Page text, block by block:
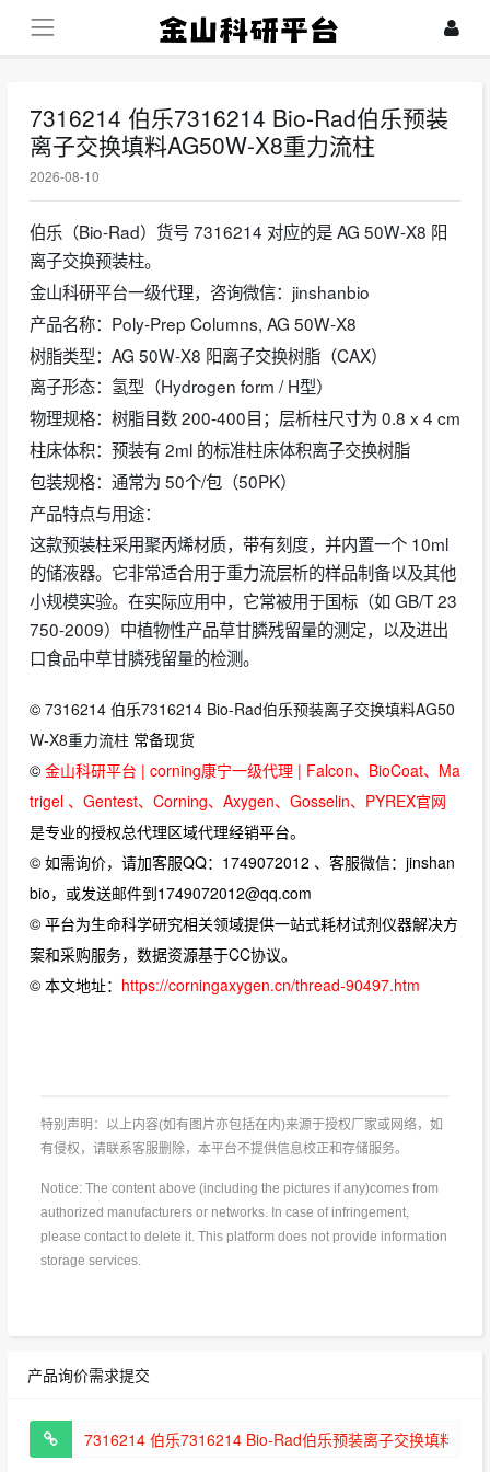
7316214 伯乐7316214 Bio-Rad伯乐预装
离子交换填料AG50W-X8重力流柱
2026-08-10
伯乐（Bio-Rad）货号 7316214 对应的是 AG 50W-X8 阳
离子交换预装柱。
金山科研平台一级代理，咨询微信：jinshanbio
产品名称：Poly-Prep Columns, AG 50W-X8
树脂类型：AG 50W-X8 阳离子交换树脂（CAX）
离子形态：氢型（Hydrogen form / H型）
物理规格：树脂目数 200-400目；层析柱尺寸为 0.8 x 4 cm
柱床体积：预装有 2ml 的标准柱床体积离子交换树脂
包装规格：通常为 50个/包（50PK）
产品特点与用途：
这款预装柱采用聚丙烯材质，带有刻度，并内置一个 10ml
的储液器。它非常适合用于重力流层析的样品制备以及其他
小规模实验。在实际应用中，它常被用于国标（如 GB/T 23
750-2009）中植物性产品草甘膦残留量的测定，以及进出
口食品中草甘膦残留量的检测。
© 7316214 伯乐7316214 Bio-Rad伯乐预装离子交换填料AG50
W-X8重力流柱 常备现货
© 金山科研平台 | corning康宁一级代理 | Falcon、BioCoat、Ma
trigel 、Gentest、Corning、Axygen、Gosselin、PYREX官网
是专业的授权总代理区域代理经销平台。
© 如需询价，请加客服QQ：1749072012 、客服微信：jinshan
bio，或发送邮件到1749072012@qq.com
© 平台为生命科学研究相关领域提供一站式耗材试剂仪器解决方
案和采购服务，数据资源基于CC协议。
© 本文地址： https://corningaxygen.cn/thread-90497.htm
特别声明：以上内容(如有图片亦包括在内)来源于授权厂家或网络，如
有侵权，请联系客服删除，本平台不提供信息校正和存储服务。
Notice: The content above (including the pictures if any)comes from
authorized manufacturers or networks. In case of infringement,
please contact to delete it. This platform does not provide information
storage services.
产品询价需求提交